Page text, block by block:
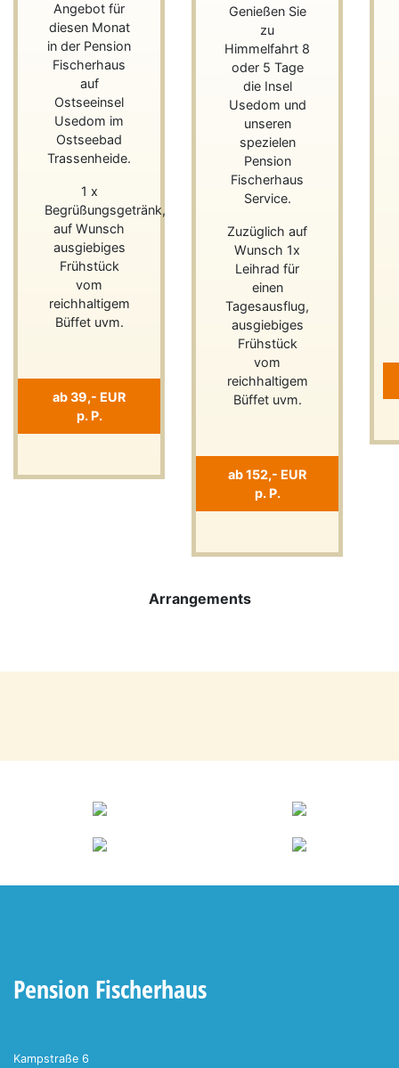
Angebot für
diesen Monat
in der Pension
Fischerhaus
auf
Ostseeinsel
Usedom im
Ostseebad
Trassenheide.
1 x
Begrüßungsgetränk,
auf Wunsch
ausgiebiges
Frühstück
vom
reichhaltigem
Büffet uvm.
ab 39,- EUR
p. P.
Genießen Sie
zu
Himmelfahrt 8
oder 5 Tage
die Insel
Usedom und
unseren
spezielen
Pension
Fischerhaus
Service.
Zuzüglich auf
Wunsch 1x
Leihrad für
einen
Tagesausflug,
ausgiebiges
Frühstück
vom
reichhaltigem
Büffet uvm.
ab 152,- EUR
p. P.
Previous
Arrangements
Pension Fischerhaus
Kampstraße 6